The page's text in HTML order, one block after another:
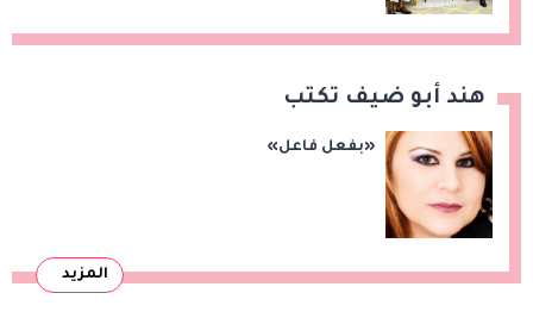
هند أبو ضيف تكتب
«بفعل فاعل»
المزيد